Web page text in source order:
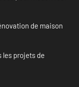
de maison
les projets de